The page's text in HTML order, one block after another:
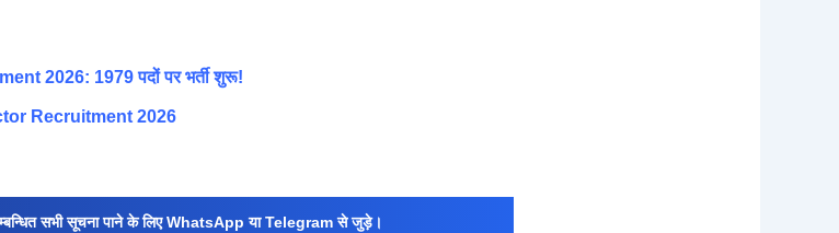
2026: 1979 पदों पर भर्ती शुरू!
Recruitment 2026
सभी सूचना पाने के लिए WhatsApp या Telegram से जुड़े।